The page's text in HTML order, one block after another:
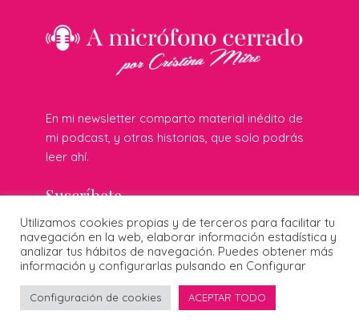
En mi newsletter comparto material inédito de
mi podcast, y otras historias, que solo podrás
leer ahí.
Suscríbete
© 2026 Cristina Mitre · Todos los derechos reservados ·
Diseñado por:
Utilizamos cookies propias y de terceros para facilitar tu
navegación en la web, elaborar información estadística y
analizar tus hábitos de navegación. Puedes obtener más
información y configurarlas pulsando en Configurar
Configuración de cookies ACEPTAR TODO